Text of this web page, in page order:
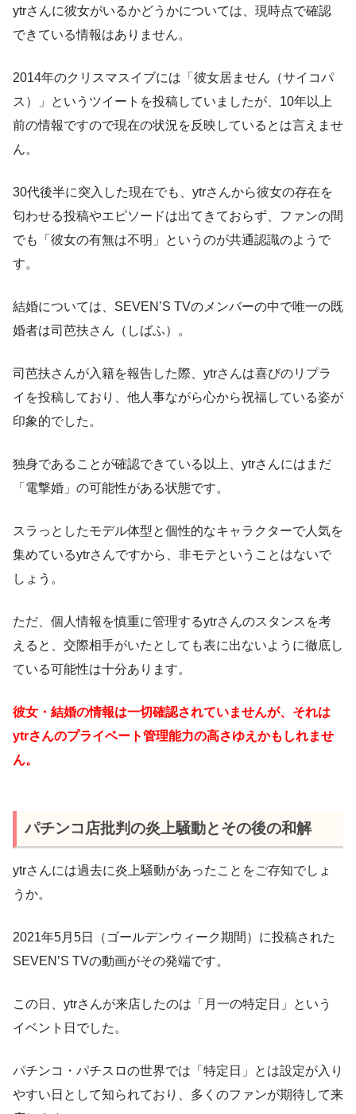
ytrさんに彼女がいるかどうかについては、現時点で確認
できている情報はありません。
2014年のクリスマスイブには「彼女居ません（サイコパ
ス）」というツイートを投稿していましたが、10年以上
前の情報ですので現在の状況を反映しているとは言えませ
ん。
30代後半に突入した現在でも、ytrさんから彼女の存在を
匂わせる投稿やエピソードは出てきておらず、ファンの間
でも「彼女の有無は不明」というのが共通認識のようで
す。
結婚については、SEVEN’S TVのメンバーの中で唯一の既
婚者は司芭扶さん（しばふ）。
司芭扶さんが入籍を報告した際、ytrさんは喜びのリプラ
イを投稿しており、他人事ながら心から祝福している姿が
印象的でした。
独身であることが確認できている以上、ytrさんにはまだ
「電撃婚」の可能性がある状態です。
スラっとしたモデル体型と個性的なキャラクターで人気を
集めているytrさんですから、非モテということはないで
しょう。
ただ、個人情報を慎重に管理するytrさんのスタンスを考
えると、交際相手がいたとしても表に出ないように徹底し
ている可能性は十分あります。
彼女・結婚の情報は一切確認されていませんが、それは
ytrさんのプライベート管理能力の高さゆえかもしれませ
ん。
パチンコ店批判の炎上騒動とその後の和解
ytrさんには過去に炎上騒動があったことをご存知でしょ
うか。
2021年5月5日（ゴールデンウィーク期間）に投稿された
SEVEN’S TVの動画がその発端です。
この日、ytrさんが来店したのは「月一の特定日」という
イベント日でした。
パチンコ・パチスロの世界では「特定日」とは設定が入り
やすい日として知られており、多くのファンが期待して来